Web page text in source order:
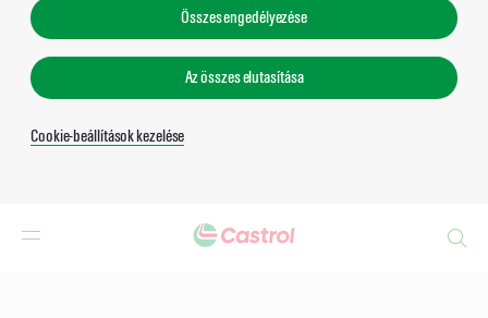
Összes engedélyezése
Az összes elutasítása
Cookie-beállítások kezelése